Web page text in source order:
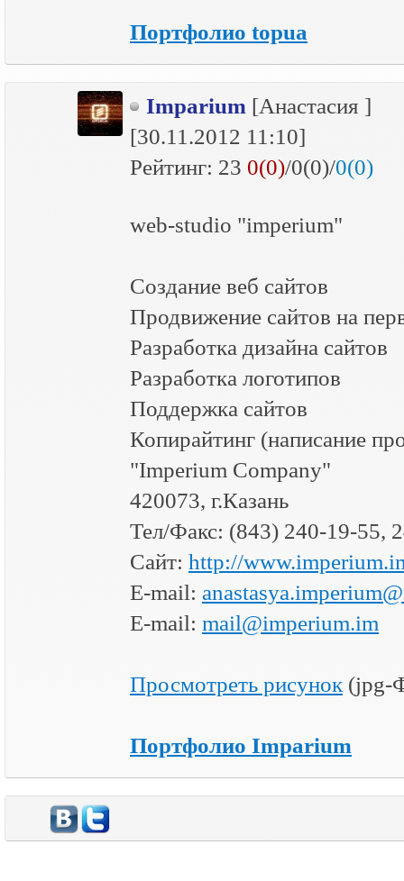
Портфолио topua
Imparium [Анастасия ]
[30.11.2012 11:10]
Рейтинг: 23 0(0)/0(0)/0(0)
web-studio "imperium"
Создание веб сайтов
Продвижение сайтов на
Разработка дизайна сайтов
Разработка логотипов
Поддержка сайтов
Копирайтинг (написание
"Imperium Company"
420073, г.Казань
Тел/Факс: (843) 240-19-55,
Сайт: http://
E-mail:
E-mail: mail@imperium.im
Просмотреть рисунок(jpg-
Портфолио Imparium